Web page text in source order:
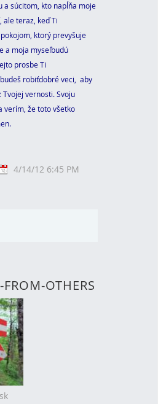
a súcitom, kto napĺňa moje
ale teraz, keď Ti
ktorý prevyšuje
a moja myseľbudú
prosbe Ti
robiťdobré veci, aby
vernosti. Svoju
verím, že toto všetko
4/14/12 6:45 PM
FROM-OTHERS